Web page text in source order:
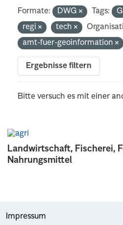
Landwirtschaft, Fischerei,
Nahrungsmittel
Formate: DWG Tags:
regi
tech
amt-fuer-geoinformation
Ergebnisse filtern
Bitte versuch es mit einer
Impressum